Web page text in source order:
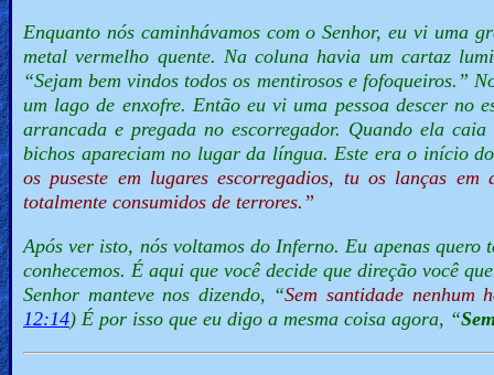
Enquanto nós caminhávamos com o Senhor, eu vi uma
metal vermelho quente. Na coluna havia um cartaz
“Sejam bem vindos todos os mentirosos e fofoqueiros.”
um lago de enxofre. Então eu vi uma pessoa descer no
arrancada e pregada no escorregador. Quando ela
bichos apareciam no lugar da língua. Este era o início
os puseste em lugares escorregadios, tu os lanças
totalmente consumidos de terrores.”
Após ver isto, nós voltamos do Inferno. Eu apenas quero
conhecemos. É aqui que você decide que direção você
Senhor manteve nos dizendo, “Sem santidade nenhum
12:14) É por isso que eu digo a mesma coisa agora, “